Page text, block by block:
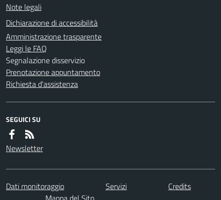
Note legali
Dichiarazione di accessibilità
Amministrazione trasparente
Leggi le FAQ
Segnalazione disservizio
Prenotazione appuntamento
Richiesta d'assistenza
SEGUICI SU
Newsletter
Dati monitoraggio Servizi
Credits